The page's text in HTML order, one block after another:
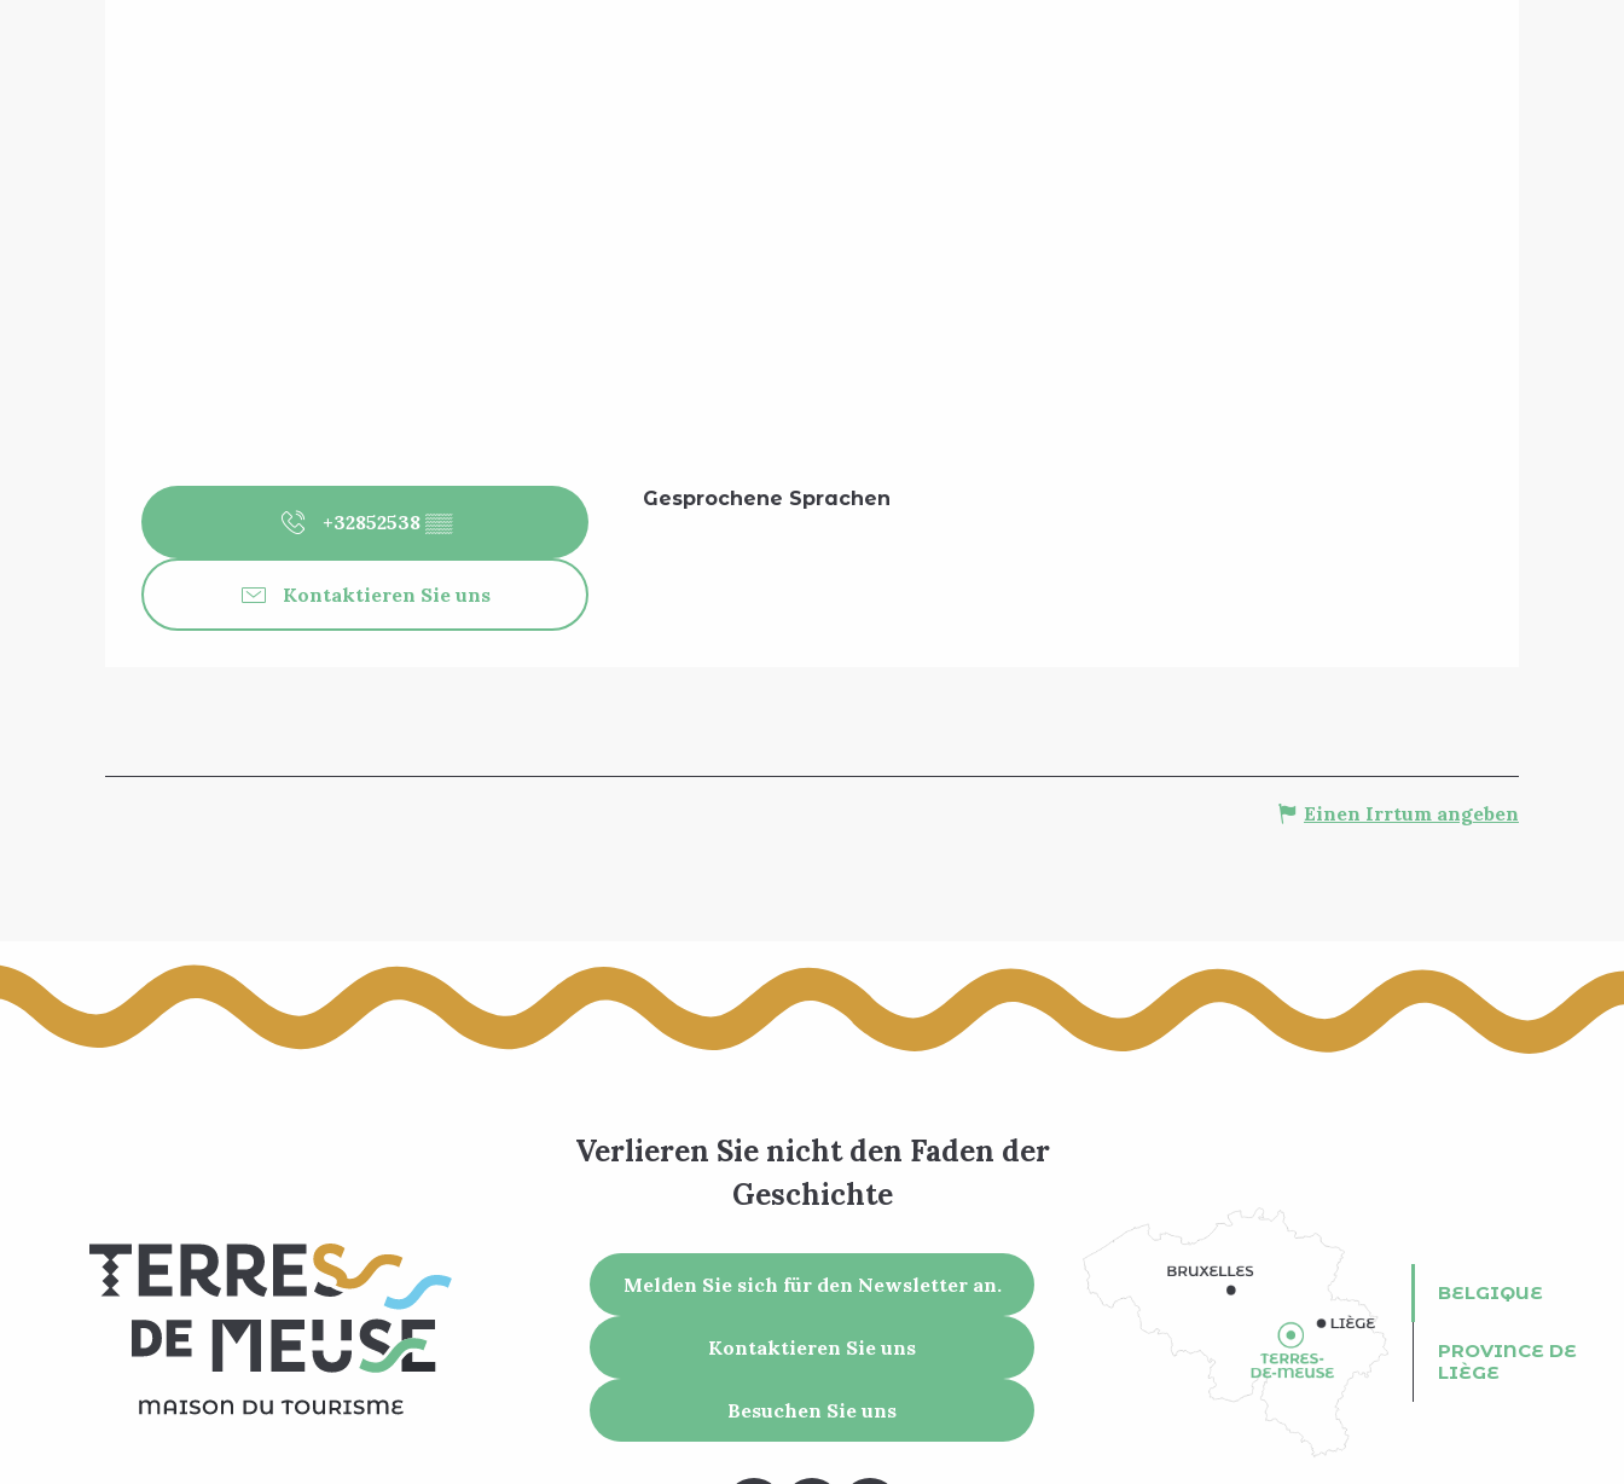
+32852538 ▒▒
Kontaktieren Sie uns
Gesprochene Sprachen
Gesprochene Sprachen
Einen Irrtum angeben
Verlieren Sie nicht den Faden der
Geschichte
Melden Sie sich für den Newsletter an.
Kontaktieren Sie uns
Besuchen Sie uns
BELGIQUE
PROVINCE DE
LIÈGE